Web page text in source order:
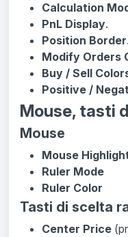
Calculation
PnL Display.
Position Border.
Modify Orders
Buy / Sell
Positive /
Mouse, tasti
Mouse
Mouse
Ruler Mode
Ruler Color
Tasti di scelta
Center Price